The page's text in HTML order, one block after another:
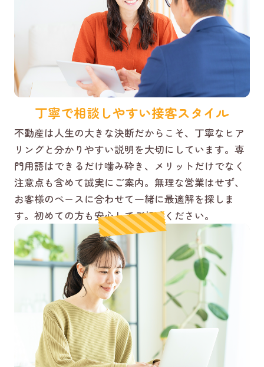
丁寧で相談しやすい接客スタイル
不動産は人生の大きな決断だからこそ、丁寧なヒア
リングと分かりやすい説明を大切にしています。専
門用語はできるだけ噛み砕き、メリットだけでなく
注意点も含めて誠実にご案内。無理な営業はせず、
お客様のペースに合わせて一緒に最適解を探しま
す。初めての方も安心してご相談ください。